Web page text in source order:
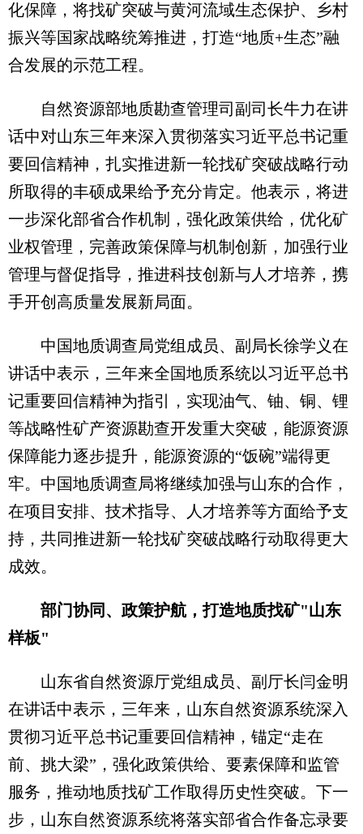
化保障，将找矿突破与黄河流域生态保护、乡村
振兴等国家战略统筹推进，打造“地质+生态”融
合发展的示范工程。
自然资源部地质勘查管理司副司长牛力在讲
话中对山东三年来深入贯彻落实习近平总书记重
要回信精神，扎实推进新一轮找矿突破战略行动
所取得的丰硕成果给予充分肯定。他表示，将进
一步深化部省合作机制，强化政策供给，优化矿
业权管理，完善政策保障与机制创新，加强行业
管理与督促指导，推进科技创新与人才培养，携
手开创高质量发展新局面。
中国地质调查局党组成员、副局长徐学义在
讲话中表示，三年来全国地质系统以习近平总书
记重要回信精神为指引，实现油气、铀、铜、锂
等战略性矿产资源勘查开发重大突破，能源资源
保障能力逐步提升，能源资源的“饭碗”端得更
牢。中国地质调查局将继续加强与山东的合作，
在项目安排、技术指导、人才培养等方面给予支
持，共同推进新一轮找矿突破战略行动取得更大
成效。
部门协同、政策护航，打造地质找矿"山东
样板"
山东省自然资源厅党组成员、副厅长闫金明
在讲话中表示，三年来，山东自然资源系统深入
贯彻习近平总书记重要回信精神，锚定“走在
前、挑大梁”，强化政策供给、要素保障和监管
服务，推动地质找矿工作取得历史性突破。下一
步，山东自然资源系统将落实部省合作备忘录要